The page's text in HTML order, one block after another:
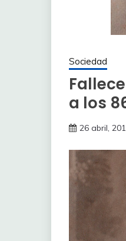
Sociedad
a los
26 abril,